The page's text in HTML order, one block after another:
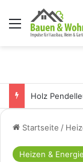
Menü
Startseite /
Heizen &